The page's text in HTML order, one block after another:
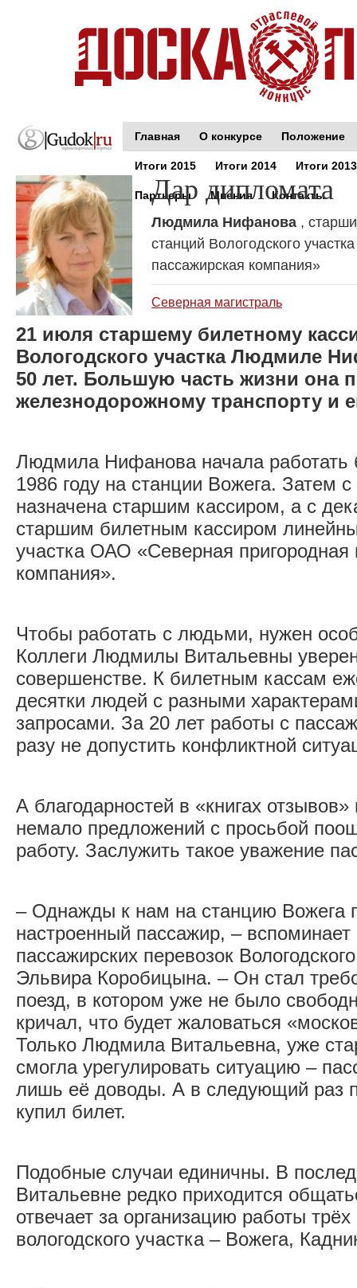
Главная О конкурсе Положение
Итоги 2015 Итоги 2014 Итоги 2013
Партнеры Мнения Контакты
Дар дипломата
Людмила Нифанова ,
станций Вологодского
пассажирская компания»
Северная магистраль
21 июля старшему билетному
Вологодского участка Людмиле
50 лет. Большую часть жизни она
железнодорожному транспорту и
Людмила Нифанова начала работать
1986 году на станции Вожега. Затем
назначена старшим кассиром, а с
старшим билетным кассиром
участка ОАО «Северная пригородная
компания».
Чтобы работать с людьми, нужен
Коллеги Людмилы Витальевны
совершенстве. К билетным кассам
десятки людей с разными
запросами. За 20 лет работы с
разу не допустить конфликтной
А благодарностей в «книгах
немало предложений с просьбой
работу. Заслужить такое уважение
– Однажды к нам на станцию Вожега
настроенный пассажир, –
пассажирских перевозок
Эльвира Коробицына. – Он стал
поезд, в котором уже не было
кричал, что будет жаловаться
Только Людмила Витальевна, уже
смогла урегулировать ситуацию –
лишь её доводы. А в следующий раз
купил билет.
Подобные случаи единичны. В
Витальевне редко приходится
отвечает за организацию работы
вологодского участка – Вожега,